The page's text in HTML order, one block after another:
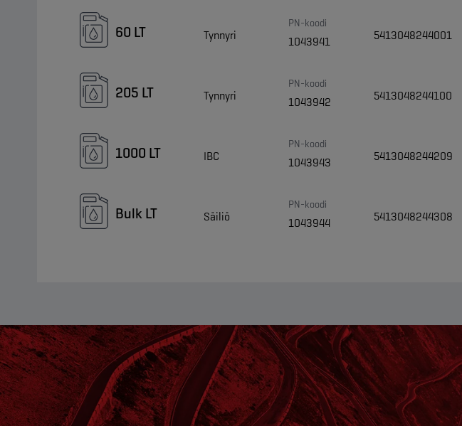
60 LT Tynnyri
PN-koodi
1043941 5413048244001
205 LT Tynnyri
PN-koodi
1043942 5413048244100
1000 LT IBC
PN-koodi
1043943 5413048244209
Bulk LT Säiliö
PN-koodi
1043944 5413048244308